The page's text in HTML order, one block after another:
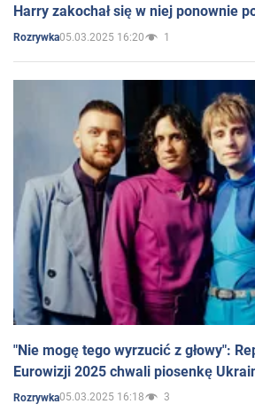
Harry zakochał się w niej ponownie
Rozrywka05.03.2025 16:20 1
"Nie mogę tego wyrzucić z głowy":
Eurowizji 2025 chwali piosenkę
Rozrywka05.03.2025 16:18 3